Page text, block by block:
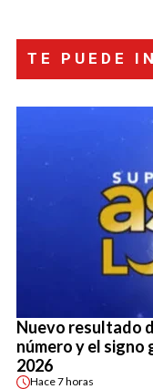
TE PUEDE
Nuevo resultado
número y el signo
2026
Hace7 horas